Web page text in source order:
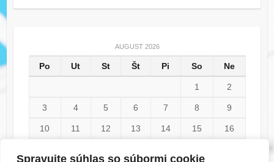
Spravujte súhlas so súbormi cookie
AUGUST 2026
Po Ut St Št Pi So Ne
1 2
3 4 5 6 7 8 9
10 11 12 13 14 15 16